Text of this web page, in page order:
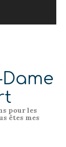
pour les
êtes mes